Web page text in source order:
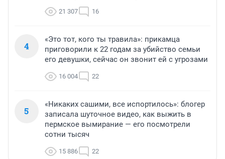
21 307 16
4
«Это тот, кого ты травила»: прикамца
приговорили к 22 годам за убийство семьи
его девушки, сейчас он звонит ей с угрозами
16 004 22
5
«Никаких сашими, все испортилось»: блогер
записала шуточное видео, как выжить в
пермское вымирание — его посмотрели
сотни тысяч
15 886 22